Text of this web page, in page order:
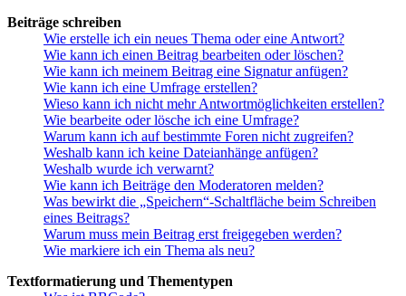
Beiträge schreiben
Wie erstelle ich ein neues Thema oder eine Antwort?
Wie kann ich einen Beitrag bearbeiten oder löschen?
Wie kann ich meinem Beitrag eine Signatur anfügen?
Wie kann ich eine Umfrage erstellen?
Wieso kann ich nicht mehr Antwortmöglichkeiten erstellen?
Wie bearbeite oder lösche ich eine Umfrage?
Warum kann ich auf bestimmte Foren nicht zugreifen?
Weshalb kann ich keine Dateianhänge anfügen?
Weshalb wurde ich verwarnt?
Wie kann ich Beiträge den Moderatoren melden?
Was bewirkt die „Speichern“-Schaltfläche beim Schreiben
eines Beitrags?
Warum muss mein Beitrag erst freigegeben werden?
Wie markiere ich ein Thema als neu?
Textformatierung und Thementypen